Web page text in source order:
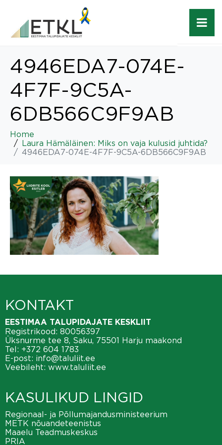
4946EDA7-074E-
4F7F-9C5A-
6DB566C9F9AB
Home
Laura Hämäläinen: Miks on vaja kulusid juhtida?
4946EDA7-074E-4F7F-9C5A-6DB566C9F9AB
KONTAKT
EESTIMAA TALUPIDAJATE KESKLIIT
Registrikood: 80056397
Üksnurme tee 8, Saku, 75501 Harju maakond
Tel: +372 604 1783
E-post: info@taluliit.ee
Veebileht: www.taluliit.ee
KASULIKUD LINGID
Regionaal- ja Põllumajandusministeerium
METK nõuandeteenistus
Maaelu Teadmuskeskus
PRIA